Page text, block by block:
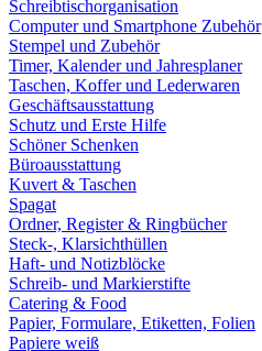
Schreibtischorganisation
Computer und Smartphone Zubehör
Stempel und Zubehör
Timer, Kalender und Jahresplaner
Taschen, Koffer und Lederwaren
Geschäftsausstattung
Schutz und Erste Hilfe
Schöner Schenken
Büroausstattung
Kuvert & Taschen
Spagat
Ordner, Register & Ringbücher
Steck-, Klarsichthüllen
Haft- und Notizblöcke
Schreib- und Markierstifte
Catering & Food
Papier, Formulare, Etiketten, Folien
Papiere weiß